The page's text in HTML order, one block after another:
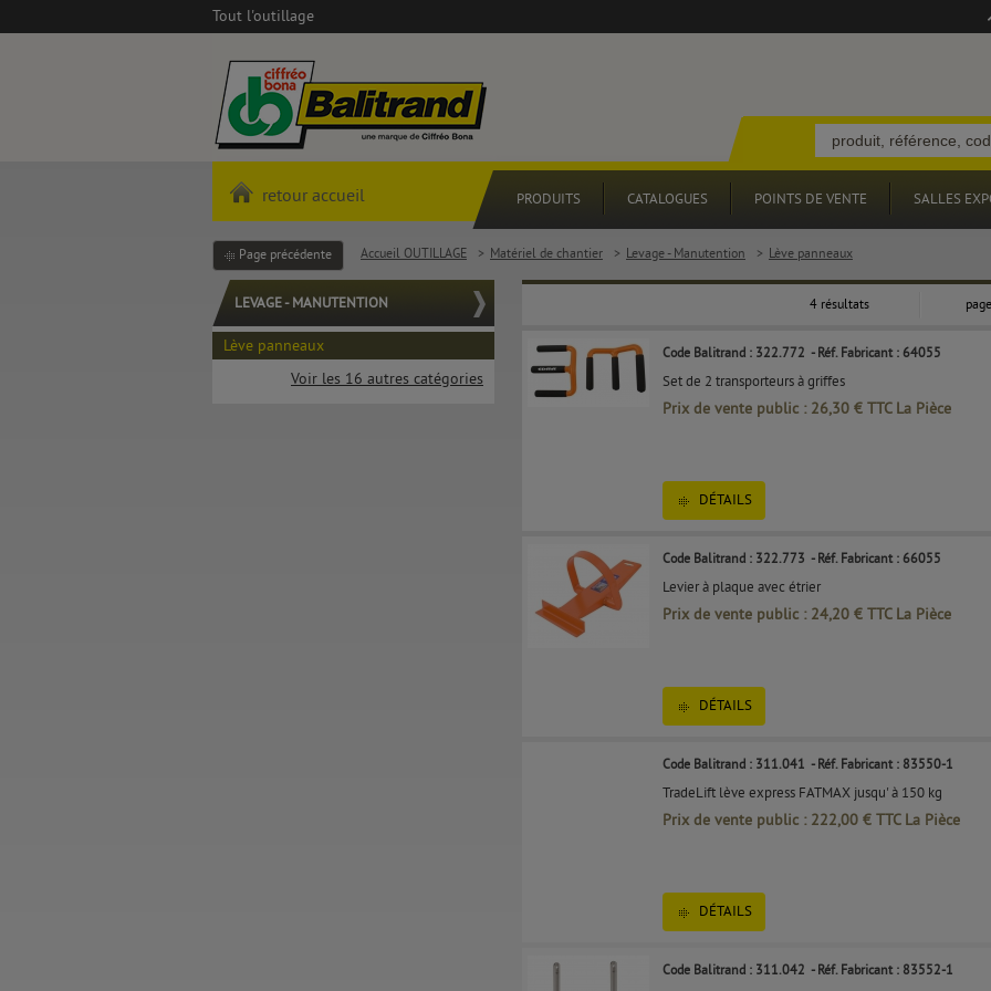
Tout l'outillage
retour accueil PRODUITS CATALOGUES POINTS DE VENTE SALLES
Page précédente Accueil OUTILLAGE > Matériel de chantier > Levage - Manutention > Lève panneaux
LEVAGE - MANUTENTION
Lève panneaux
Voir les 16 autres catégories
4 résultats
Code Balitrand : 322.772 - Réf. Fabricant : 64055
Set de 2 transporteurs à griffes
Prix de vente public : 26,30 € TTC La Pièce
DÉTAILS
Code Balitrand : 322.773 - Réf. Fabricant : 66055
Levier à plaque avec étrier
Prix de vente public : 24,20 € TTC La Pièce
DÉTAILS
Code Balitrand : 311.041 - Réf. Fabricant : 83550-1
TradeLift lève express FATMAX jusqu' à 150 kg
Prix de vente public : 222,00 € TTC La Pièce
DÉTAILS
Code Balitrand : 311.042 - Réf. Fabricant : 83552-1